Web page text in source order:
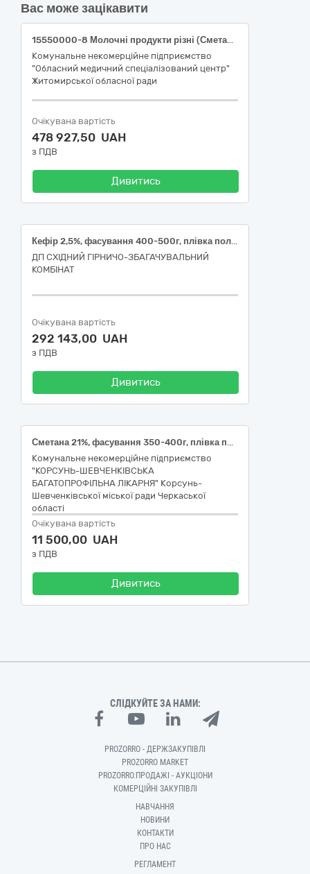
Вас може зацікавити
15550000-8 Молочні продукти різні (Сметана 21%, фасування 400г, плівка поліетиленова, кефір 3.2% жирності , плівка поліетиленова)
Комунальне некомерційне підприємство
"Обласний медичний спеціалізований центр"
Житомирської обласної ради
Очікувана вартість
478 927,50 UAH
з ПДВ
Дивитись
Кефір 2,5%, фасування 400-500г, плівка поліетиленова, ДСТУ 4417, Сметана 20%, фасування 350-400г, плівка поліетиленова, ДСТУ 4418
ДП СХІДНИЙ ГІРНИЧО-ЗБАГАЧУВАЛЬНИЙ
КОМБІНАТ
Очікувана вартість
292 143,00 UAH
з ПДВ
Дивитись
Сметана 21%, фасування 350-400г, плівка поліетиленова, ДСТУ 4418 згідно з кодом ДК 021:2015 «Єдиний закупівельний словник»-15550000-8 Молочні продукти різні
Комунальне некомерційне підприємство
"КОРСУНЬ-ШЕВЧЕНКІВСЬКА
БАГАТОПРОФІЛЬНА ЛІКАРНЯ" Корсунь-
Шевченківської міської ради Черкаської
області
Очікувана вартість
11 500,00 UAH
з ПДВ
Дивитись
СЛІДКУЙТЕ ЗА НАМИ:
PROZORRO - ДЕРЖЗАКУПІВЛІ
PROZORRO MARKET
PROZORRO.ПРОДАЖІ - АУКЦІОНИ
КОМЕРЦІЙНІ ЗАКУПІВЛІ
НАВЧАННЯ
НОВИНИ
КОНТАКТИ
ПРО НАС
РЕГЛАМЕНТ